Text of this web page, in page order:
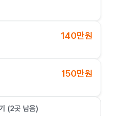
140만원
150만원
(2곳 남음)